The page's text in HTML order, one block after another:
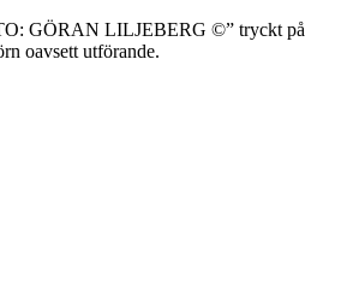
GÖRAN LILJEBERG ©” tryckt på
oavsett utförande.